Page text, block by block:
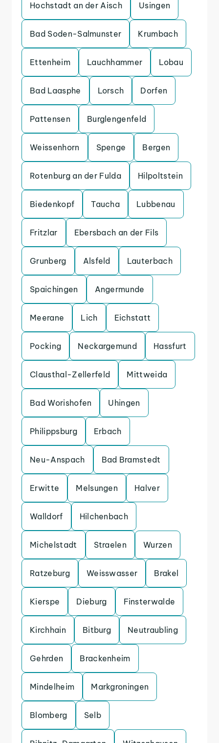
Hochstadt an der Aisch Usingen
Bad Soden-Salmunster Krumbach
Ettenheim Lauchhammer Lobau
Bad Laasphe Lorsch Dorfen
Pattensen Burglengenfeld
Weissenhorn Spenge Bergen
Rotenburg an der Fulda Hilpoltstein
Biedenkopf Taucha Lubbenau
Fritzlar Ebersbach an der Fils
Grunberg Alsfeld Lauterbach
Spaichingen Angermunde
Meerane Lich Eichstatt
Pocking Neckargemund Hassfurt
Clausthal-Zellerfeld Mittweida
Bad Worishofen Uhingen
Philippsburg Erbach
Neu-Anspach Bad Bramstedt
Erwitte Melsungen Halver
Walldorf Hilchenbach
Michelstadt Straelen Wurzen
Ratzeburg Weisswasser Brakel
Kierspe Dieburg Finsterwalde
Kirchhain Bitburg Neutraubling
Gehrden Brackenheim
Mindelheim Markgroningen
Blomberg Selb